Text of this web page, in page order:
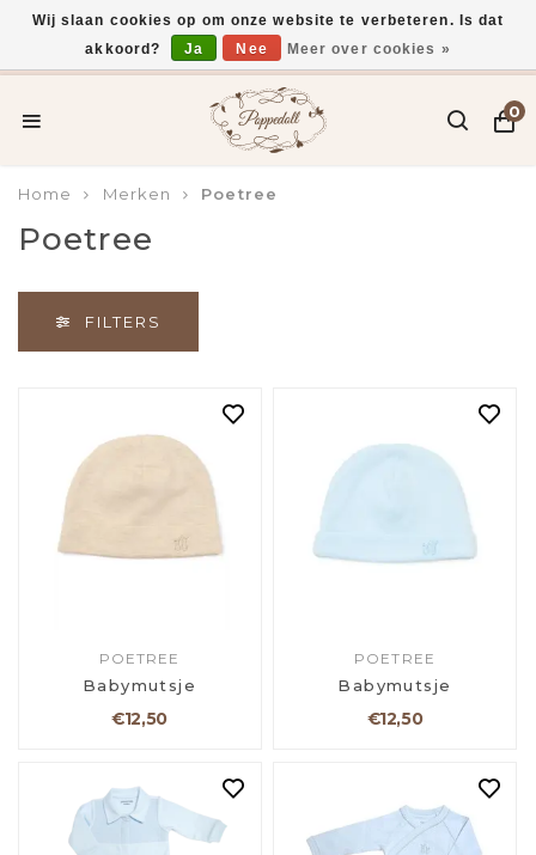
Gratis verzending vanaf €75,-
0
Home Merken Poetree
Poetree
FILTERS
POETREE
Babymutsje
€12,50
POETREE
Babymutsje
€12,50
Wij slaan cookies op om onze website te verbeteren. Is dat
akkoord?
Ja Nee Meer over cookies »